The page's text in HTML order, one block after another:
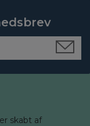
skabt af